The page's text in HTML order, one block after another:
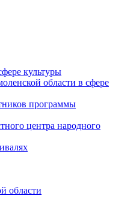
культуры
области в сфере
программы
центра народного
области